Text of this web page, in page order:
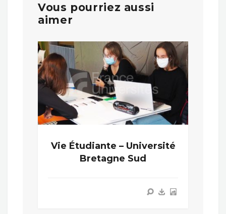
Vous pourriez aussi
aimer
Vie Étudiante – Université
Bretagne Sud